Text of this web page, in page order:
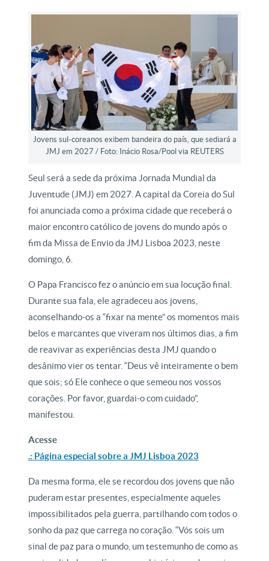
Jovens sul-coreanos exibem bandeira do país, que sediará a
JMJ em 2027 / Foto: Inácio Rosa/Pool via REUTERS
Seul será a sede da próxima Jornada Mundial da
Juventude (JMJ) em 2027. A capital da Coreia do Sul
foi anunciada como a próxima cidade que receberá o
maior encontro católico de jovens do mundo após o
fim da Missa de Envio da JMJ Lisboa 2023, neste
domingo, 6.
O Papa Francisco fez o anúncio em sua locução final.
Durante sua fala, ele agradeceu aos jovens,
aconselhando-os a “fixar na mente” os momentos mais
belos e marcantes que viveram nos últimos dias, a fim
de reavivar as experiências desta JMJ quando o
desânimo vier os tentar. “Deus vê inteiramente o bem
que sois; só Ele conhece o que semeou nos vossos
corações. Por favor, guardai-o com cuidado”,
manifestou.
Acesse
.: Página especial sobre a JMJ Lisboa 2023
Da mesma forma, ele se recordou dos jovens que não
puderam estar presentes, especialmente aqueles
impossibilitados pela guerra, partilhando com todos o
sonho da paz que carrega no coração. “Vós sois um
sinal de paz para o mundo, um testemunho de como as